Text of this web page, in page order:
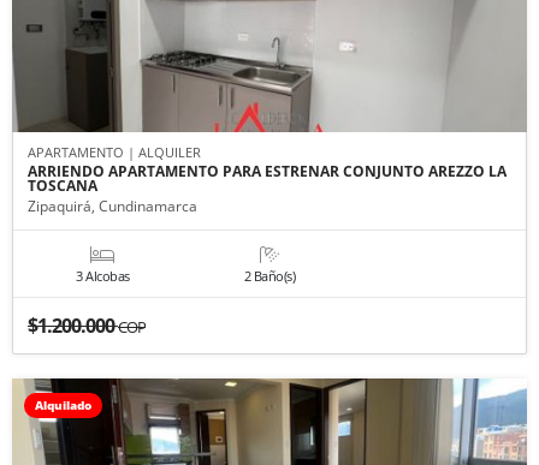
APARTAMENTO | ALQUILER
ARRIENDO APARTAMENTO PARA ESTRENAR CONJUNTO AREZZO LA
TOSCANA
Zipaquirá, Cundinamarca
3 Alcobas 2 Baño(s)
$1.200.000COP
Alquilado